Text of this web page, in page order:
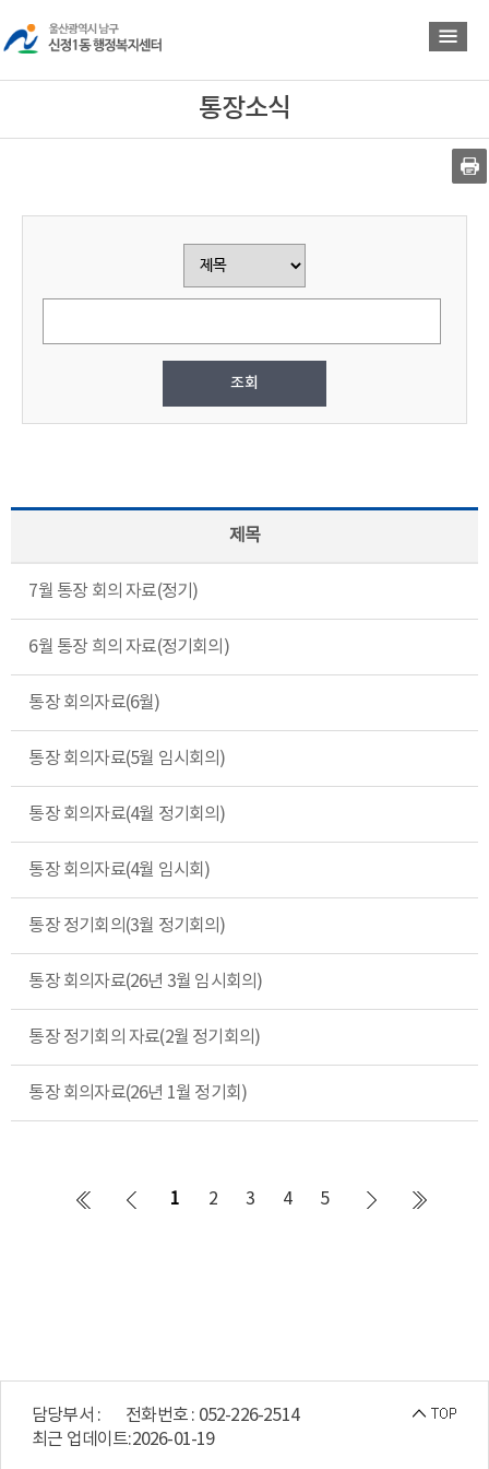
로
가
기
로
가
기
통장소식
제목
7월 통장 회의 자료(정기)
6월 통장 희의 자료(정기회의)
통장 회의자료(6월)
통장 회의자료(5월 임시회의)
통장 회의자료(4월 정기회의)
통장 회의자료(4월 임시회)
통장 정기회의(3월 정기회의)
통장 회의자료(26년 3월 임시회의)
통장 정기회의 자료(2월 정기회의)
통장 회의자료(26년 1월 정기회)
1 2 3 4 5
담당부서 :
전화번호 : 052-226-2514
최근 업데이트:2026-01-19